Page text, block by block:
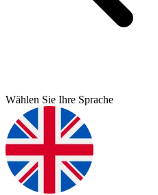
Wählen Sie Ihre Sprache